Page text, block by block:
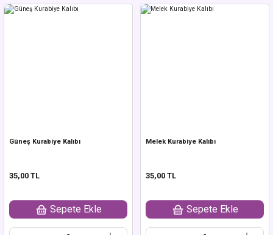
Güneş Kurabiye Kalıbı
35,00 TL
Sepete Ekle
Melek Kurabiye Kalıbı
35,00 TL
Sepete Ekle